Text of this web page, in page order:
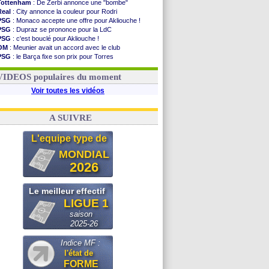
: De Zerbi annonce une "bombe"
: City annonce la couleur pour Rodri
: Monaco accepte une offre pour Akliouche !
: Dupraz se prononce pour la LdC
: c'est bouclé pour Akliouche !
: Meunier avait un accord avec le club
: le Barça fixe son prix pour Torres
: Infantino sollicite Trump
populaires du moment
Voir toutes les vidéos
A SUIVRE
L'equipe type de
MONDIAL
2026
Le meilleur effectif
LIGUE 1
saison
2025-26
Indice MF :
l'état de
FORME